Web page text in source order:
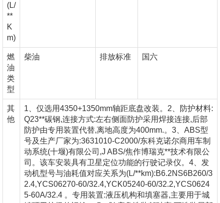
(L/
**
K
m)
燃
油
类
型
柴油 排放标准 国六
其
他
1、仅选用4350+1350mm轴距底盘改装。2、防护材料:
Q23**碳钢,连接方式:左右侧面防护采用焊接连接,后部
防护由专用装置代替,离地高度为400mm.。3、ABS型
号及生产厂家为:3631010-C2000/东科克诺尔商用车制
动系统(十堰)有限公司,J ABS/焦作博瑞克**技术有限公
司。该车安装具有卫星定位功能的行驶记录仪。4、发
动机型号与油耗值对应关系为(L/**km):B6.2NS6B260/3
2.4,YCS06270-60/32.4,YCK05240-60/32.2,YCS0624
5-60A/32.4 。专用装置:液压机构和填塞器,主要用于城